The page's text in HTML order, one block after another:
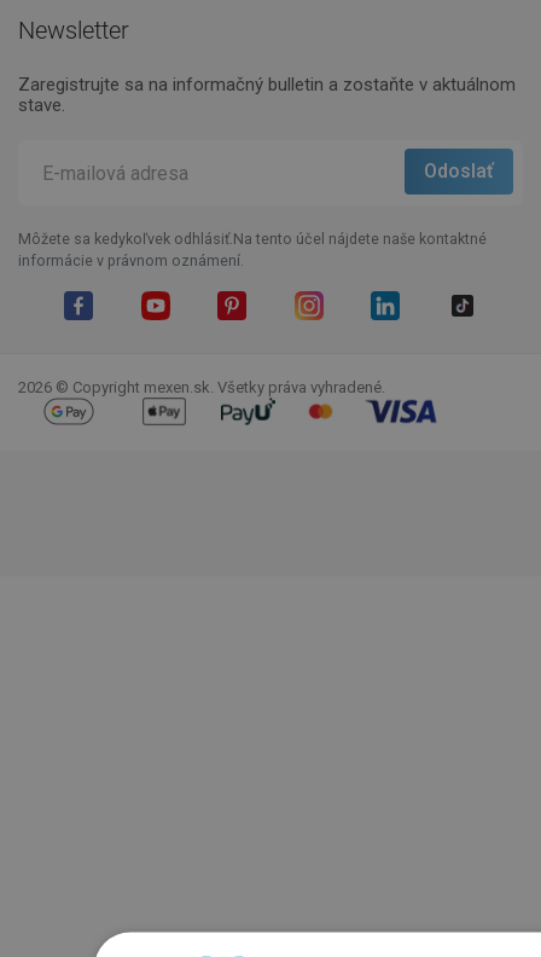
Newsletter
Zaregistrujte sa na informačný bulletin a zostaňte v aktuálnom
stave.
Môžete sa kedykoľvek odhlásiť.Na tento účel nájdete naše kontaktné
informácie v právnom oznámení.
2026 © Copyright mexen.sk. Všetky práva vyhradené.